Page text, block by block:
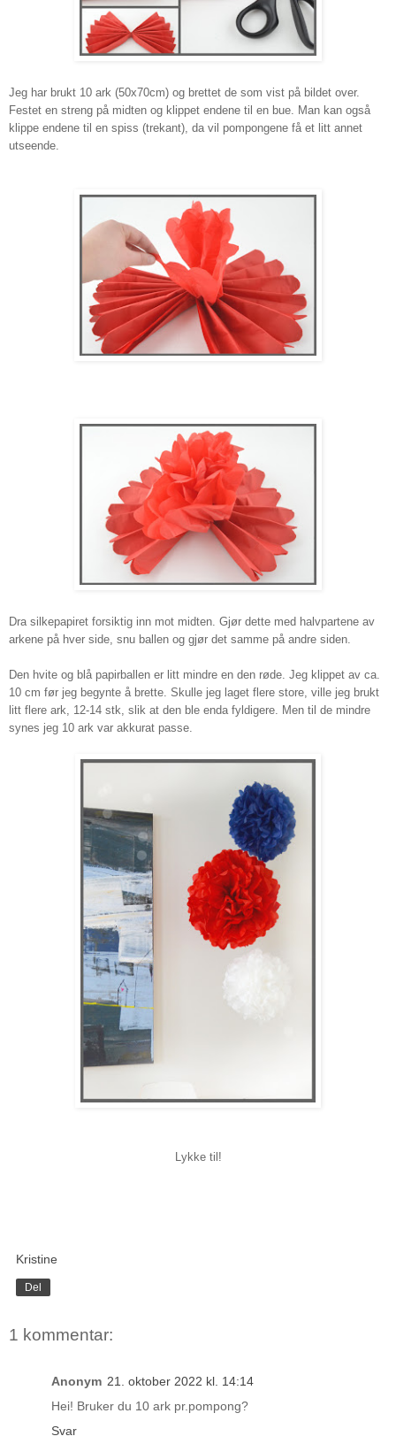
Jeg har brukt 10 ark (50x70cm) og brettet de som vist på bildet over.
Festet en streng på midten og klippet endene til en bue. Man kan også
klippe endene til en spiss (trekant), da vil pompongene få et litt annet
utseende.
Dra silkepapiret forsiktig inn mot midten. Gjør dette med halvpartene av
arkene på hver side, snu ballen og gjør det samme på andre siden.
Den hvite og blå papirballen er litt mindre en den røde. Jeg klippet av ca.
10 cm før jeg begynte å brette. Skulle jeg laget flere store, ville jeg brukt
litt flere ark, 12-14 stk, slik at den ble enda fyldigere. Men til de mindre
synes jeg 10 ark var akkurat passe.
Lykke til!
Kristine
Del
1 kommentar:
Anonym 21. oktober 2022 kl. 14:14
Hei! Bruker du 10 ark pr.pompong?
Svar